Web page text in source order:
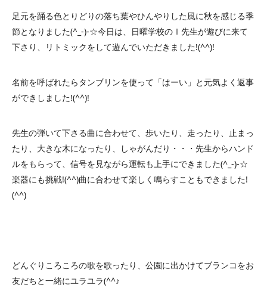
足元を踊る色とりどりの落ち葉やひんやりした風に秋を感じる季
節となりました(^_-)-☆今日は、日曜学校のⅠ先生が遊びに来て
下さり、リトミックをして遊んでいただきました!(^^)!
名前を呼ばれたらタンブリンを使って「はーい」と元気よく返事
ができしました!(^^)!
先生の弾いて下さる曲に合わせて、歩いたり、走ったり、止まっ
たり、大きな木になったり、しゃがんだり・・・先生からハンド
ルをもらって、信号を見ながら運転も上手にできました(^_-)-☆
楽器にも挑戦!(^^)曲に合わせて楽しく鳴らすこともできました!
(^^)
どんぐりころころの歌を歌ったり、公園に出かけてブランコをお
友だちと一緒にユラユラ(^^♪